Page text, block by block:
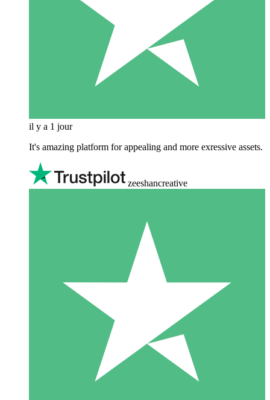
il y a 1 jour
It's amazing platform for appealing and more exressive assets.
zeeshancreative